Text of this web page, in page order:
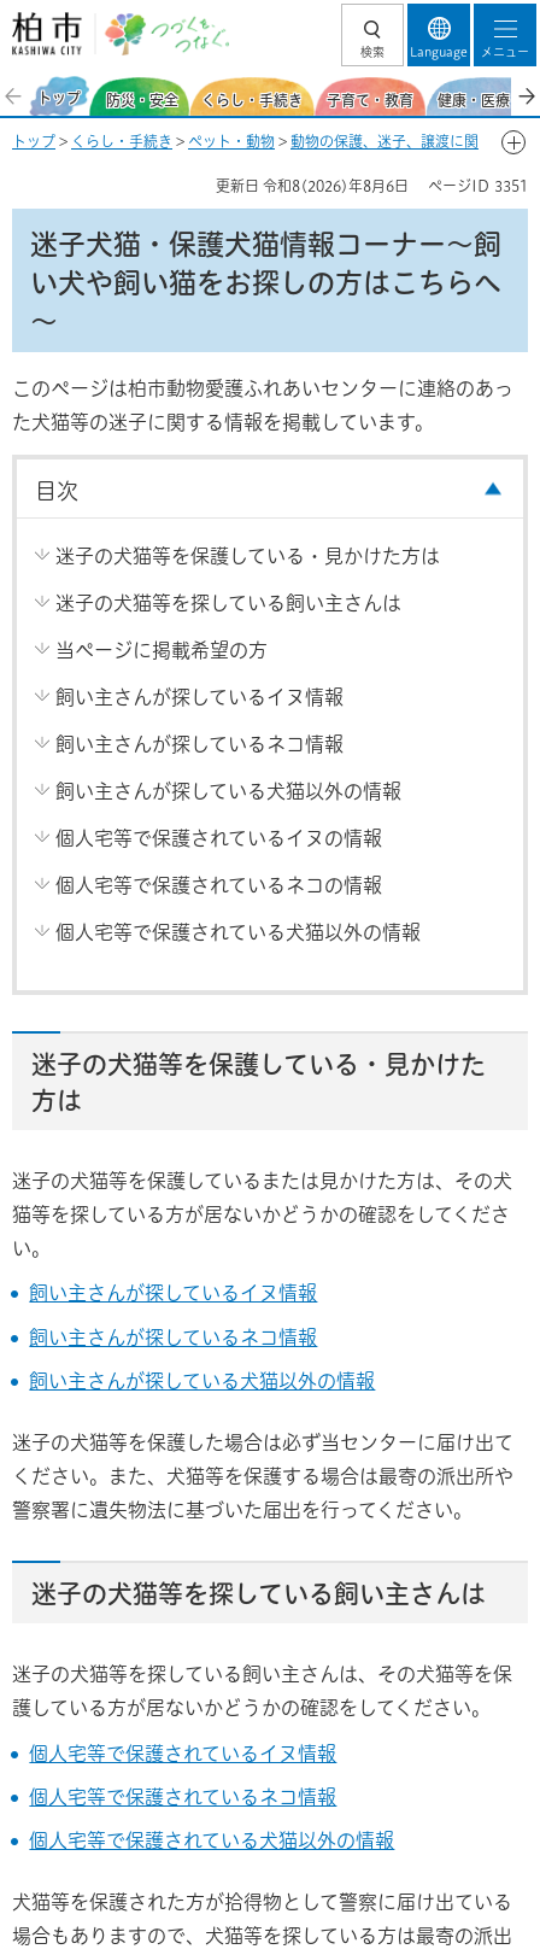
柏市 つづくを、
検索 Language メニュー
トップ 防災・安全 くらし・手続き 子育て・教育 健康・医療・
トップ > くらし・手続き > ペット・動物 > 動物の保護、迷子、譲渡に関
更新日 令和8(2026)年8月6日 ページID 3351
迷子犬猫・保護犬猫情報コーナー～飼
い犬や飼い猫をお探しの方はこちらへ
～
このページは柏市動物愛護ふれあいセンターに連絡のあっ
た犬猫等の迷子に関する情報を掲載しています。
目次
迷子の犬猫等を保護している・見かけた方は
迷子の犬猫等を探している飼い主さんは
当ページに掲載希望の方
飼い主さんが探しているイヌ情報
飼い主さんが探しているネコ情報
飼い主さんが探している犬猫以外の情報
個人宅等で保護されているイヌの情報
個人宅等で保護されているネコの情報
個人宅等で保護されている犬猫以外の情報
迷子の犬猫等を保護している・見かけた
方は
迷子の犬猫等を保護しているまたは見かけた方は、その犬
猫等を探している方が居ないかどうかの確認をしてくださ
い。
飼い主さんが探しているイヌ情報
飼い主さんが探しているネコ情報
飼い主さんが探している犬猫以外の情報
迷子の犬猫等を保護した場合は必ず当センターに届け出て
ください。また、犬猫等を保護する場合は最寄の派出所や
警察署に遺失物法に基づいた届出を行ってください。
迷子の犬猫等を探している飼い主さんは
迷子の犬猫等を探している飼い主さんは、その犬猫等を保
護している方が居ないかどうかの確認をしてください。
個人宅等で保護されているイヌ情報
個人宅等で保護されているネコ情報
個人宅等で保護されている犬猫以外の情報
犬猫等を保護された方が拾得物として警察に届け出ている
場合もありますので、犬猫等を探している方は最寄の派出